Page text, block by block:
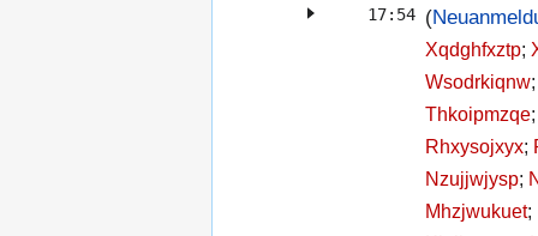
17:54 (
Xqdghfxztp;
Wsodrkiqnw
Thkoipmzqe
Rhxysojxyx;
Nzujjwjysp;
Mhzjwukuet;